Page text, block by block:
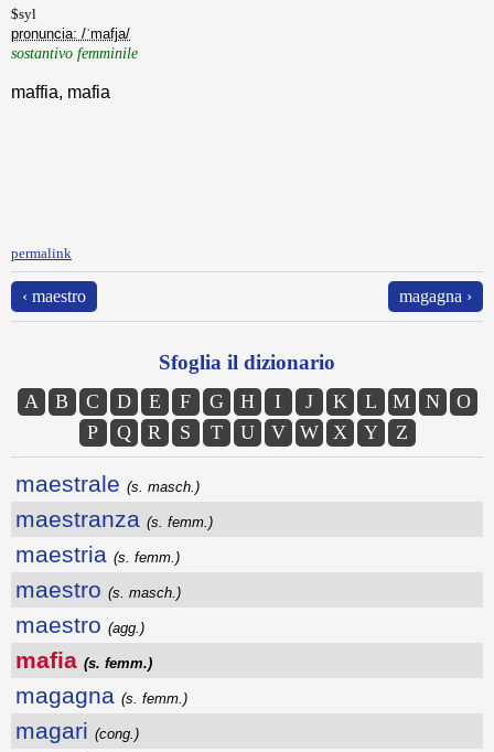
$syl
pronuncia: /ˈmafja/
sostantivo femminile
maffia, mafia
permalink
‹ maestro magagna ›
Sfoglia il dizionario
A B C D E F G H I J K L M N
O
P
Q R S T U V W X Y Z
maestrale (s. masch.)
maestranza (s. femm.)
maestria (s. femm.)
maestro (s. masch.)
maestro (agg.)
mafia (s. femm.)
magagna (s. femm.)
magari (cong.)